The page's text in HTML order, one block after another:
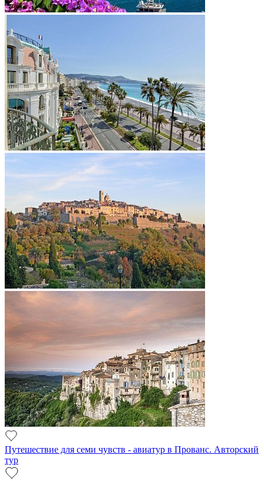
Путешествие для семи чувств - авиатур в Прованс. Авторский
тур